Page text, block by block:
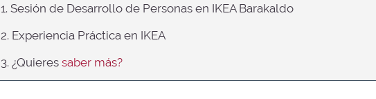
1. Sesión de Desarrollo de Personas en IKEA Barakaldo
2. Experiencia Práctica en IKEA
3. ¿Quieres saber más?